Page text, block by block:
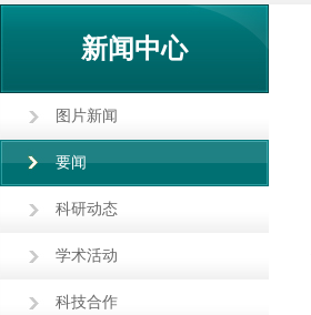
新闻中心
图片新闻
要闻
科研动态
学术活动
科技合作